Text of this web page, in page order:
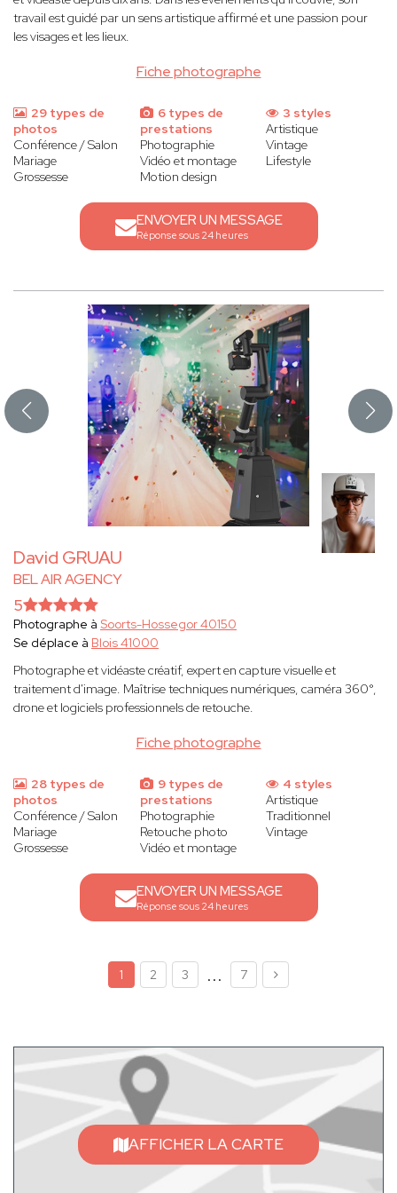
Fiche photographe
travail est guidé par un sens artistique affirmé et une passion pour
les visages et les lieux.
29 types de
photos
Conférence / Salon
Mariage
Grossesse
6 types de
prestations
Photographie
Vidéo et montage
Motion design
3 styles
Artistique
Vintage
Lifestyle
ENVOYER UN MESSAGE
Réponse sous 24 heures
David GRUAU
BEL AIR AGENCY
Fiche photographe
5
Photographe à Soorts-Hossegor 40150
Se déplace à Blois 41000
Photographe et vidéaste créatif, expert en capture visuelle et
traitement d'image. Maîtrise techniques numériques, caméra 360°,
drone et logiciels professionnels de retouche.
28 types de
photos
Conférence / Salon
Mariage
Grossesse
9 types de
prestations
Photographie
Retouche photo
Vidéo et montage
4 styles
Artistique
Traditionnel
Vintage
ENVOYER UN MESSAGE
Réponse sous 24 heures
1 2 3 ... 7
AFFICHER LA CARTE